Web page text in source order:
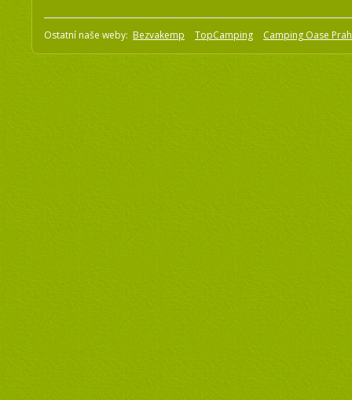
Ostatní naše weby: Bezvakemp TopCamping Camping Oase